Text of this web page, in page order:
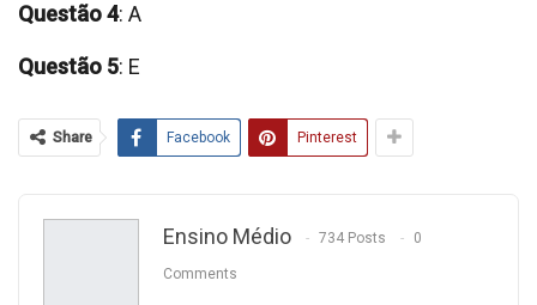
Questão 4: A
Questão 5: E
Share Facebook Pinterest
Ensino Médio 734 Posts 0
Comments